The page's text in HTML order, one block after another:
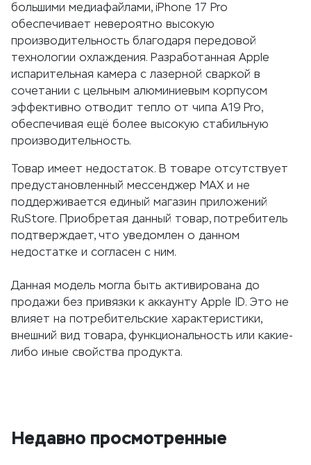
большими медиафайлами, iPhone 17 Pro
обеспечивает невероятно высокую
производительность благодаря передовой
технологии охлаждения. Разработанная Apple
испарительная камера с лазерной сваркой в ​​
сочетании с цельным алюминиевым корпусом
эффективно отводит тепло от чипа A19 Pro,
обеспечивая ещё более высокую стабильную
производительность.
Товар имеет недостаток. В товаре отсутствует
предустановленный мессенджер MAX и не
поддерживается единый магазин приложений
RuStore. Приобретая данный товар, потребитель
подтверждает, что уведомлен о данном
недостатке и согласен с ним.
Данная модель могла быть активирована до
продажи без привязки к аккаунту Apple ID. Это не
влияет на потребительские характеристики,
внешний вид товара, функциональность или какие-
либо иные свойства продукта.
Недавно просмотренные